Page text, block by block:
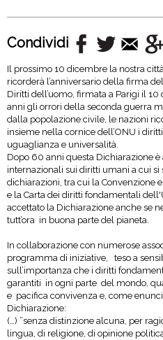
Condividi
Il prossimo 10 dicembre la nostra
ricorderà l’anniversario della firma
Diritti dell’uomo, firmata a Parigi il
anni gli orrori della seconda guerra
dalla popolazione civile, le nazioni
insieme nella cornice dell’ONU i
uguaglianza e universalità.
Dopo 60 anni questa Dichiarazione
internazionali sui diritti umani a cui
dichiarazioni, tra cui la Convenzione
e la Carta dei diritti fondamentali
accettato la Dichiarazione anche se
tutt’ora in buona parte del pianeta.
In collaborazione con numerose
programma di iniziative, teso a
sull’importanza che i diritti
garantiti in ogni parte del mondo,
e pacifica convivenza e, come
Dichiarazione:
(…) ”senza distinzione alcuna, per
lingua, di religione, di opinione